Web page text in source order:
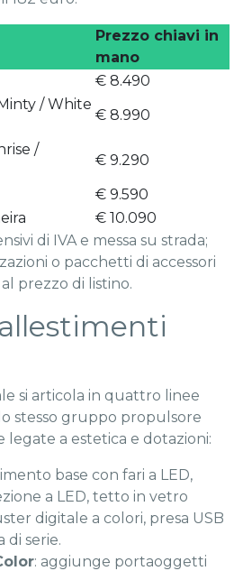
Prezzo chiavi in
mano
€ 8.490
/ White
€ 8.990
/
€ 9.290
€ 9.590
€ 10.090
di IVA e messa su strada;
o pacchetti di accessori
prezzo di listino.
si articola in quattro linee
stesso gruppo propulsore
a estetica e dotazioni:
base con fari a LED,
a LED, tetto in vetro
digitale a colori, presa USB
di serie.
: aggiunge portaoggetti